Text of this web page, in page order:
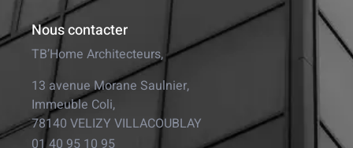
Nous contacter
TB’Home Architecteurs,
13 avenue Morane Saulnier,
Immeuble Coli,
78140 VELIZY VILLACOUBLAY